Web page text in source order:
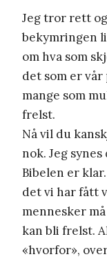
Jeg tror rett
bekymringen
om hva som
det som er vår
mange som
frelst.
Nå vil du
nok. Jeg
Bibelen er
det vi har fått
mennesker
kan bli frelst.
«hvorfor»,